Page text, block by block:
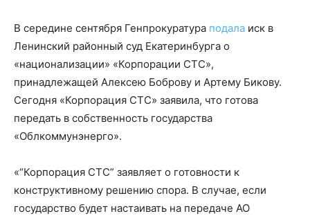
В середине сентября Генпрокуратура подала иск в
Ленинский районный суд Екатеринбурга о
«национализации» «Корпорации СТС»,
принадлежащей Алексею Боброву и Артему Бикову.
Сегодня «Корпорация СТС» заявила, что готова
передать в собственность государства
«Облкоммунэнерго».
«“Корпорация СТС” заявляет о готовности к
конструктивному решению спора. В случае, если
государство будет настаивать на передаче АО